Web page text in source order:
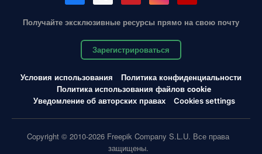
Получайте эксклюзивные ресурсы прямо на свою почту
Зарегистрироваться
Условия использования
Политика конфиденциальности
Политика использования файлов cookie
Уведомление об авторских правах
Cookies settings
Copyright © 2010-2026 Freepik Company S.L.U. Все права
защищены.